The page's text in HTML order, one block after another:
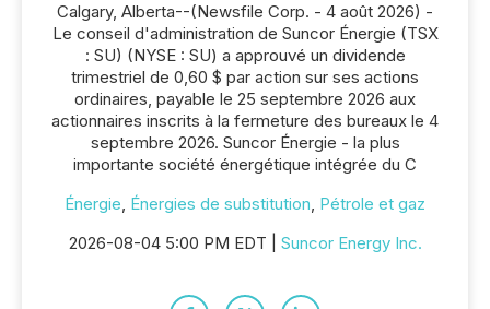
Calgary, Alberta--(Newsfile Corp. - 4 août 2026) -
Le conseil d'administration de Suncor Énergie (TSX
: SU) (NYSE : SU) a approuvé un dividende
trimestriel de 0,60 $ par action sur ses actions
ordinaires, payable le 25 septembre 2026 aux
actionnaires inscrits à la fermeture des bureaux le 4
septembre 2026. Suncor Énergie - la plus
importante société énergétique intégrée du C
Énergie, Énergies de substitution, Pétrole et gaz
2026-08-04 5:00 PM EDT | Suncor Energy Inc.